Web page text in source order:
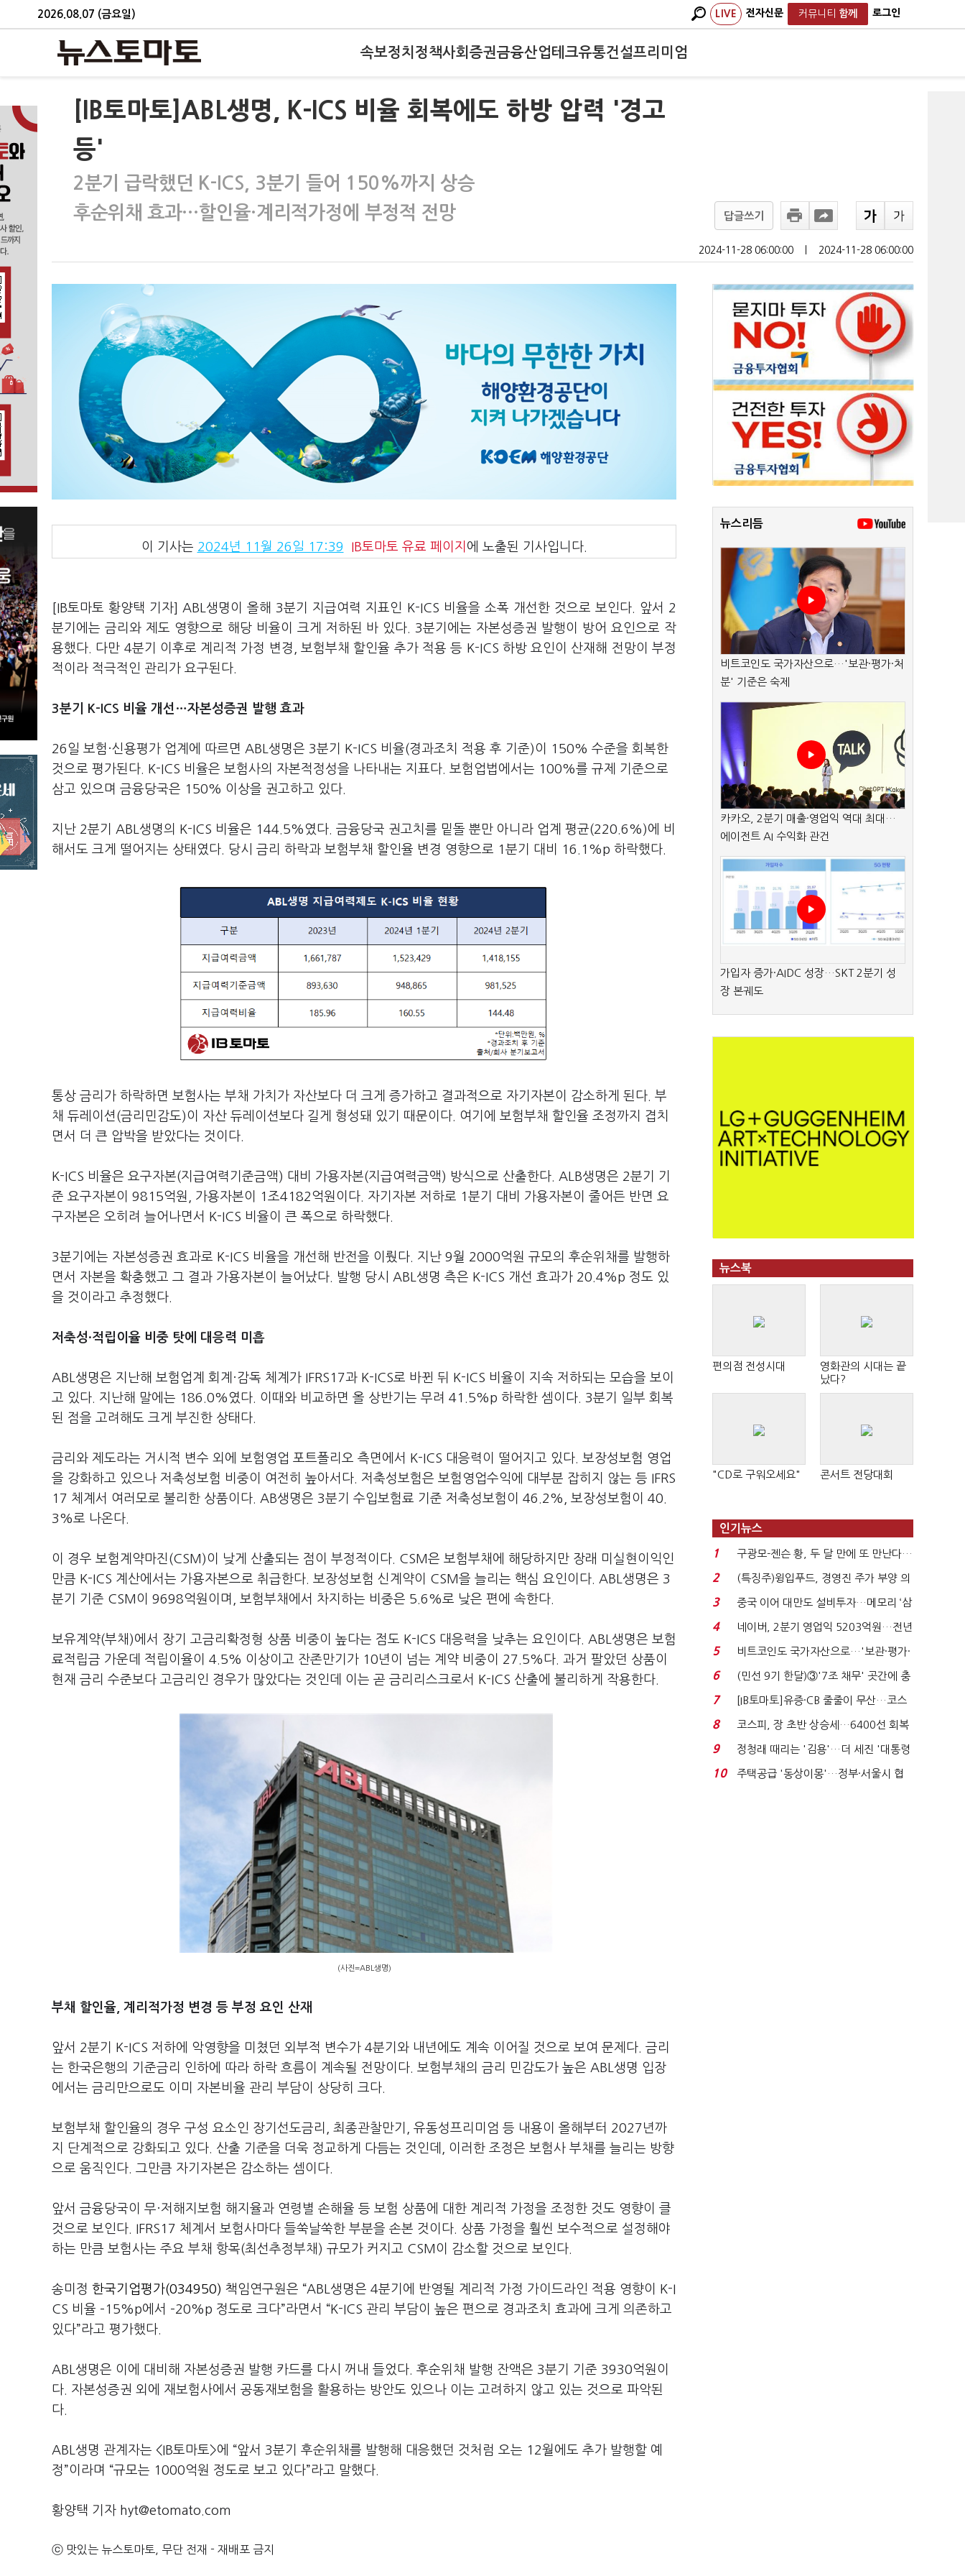
2026.08.07 (금요일) LIVE 전자신문 커뮤니티 함께 로그인
속보정치 정책사회 증권금융산업테크유통건설프리미엄
[IB토마토]ABL생명, K-ICS 비율 회복에도 하방 압력 '경고
등'
2분기 급락했던 K-ICS, 3분기 들어 150%까지 상승
후순위채 효과…할인율·계리적가정에 부정적 전망
답글쓰기
2024-11-28 06:00:00 2024-11-28 06:00:00
이 기사는 2024년 11월 26일 17:39 IB토마토 유료 페이지 에 노출된 기사입니다.
[IB토마토 황양택 기자] ABL생명이 올해 3분기 지급여력 지표인 K-ICS 비율을 소폭 개선한 것으로 보인다. 앞서 2
분기에는 금리와 제도 영향으로 해당 비율이 크게 저하된 바 있다. 3분기에는 자본성증권 발행이 방어 요인으로 작
용했다. 다만 4분기 이후로 계리적 가정 변경, 보험부채 할인율 추가 적용 등 K-ICS 하방 요인이 산재해 전망이 부정
적이라 적극적인 관리가 요구된다.
3분기 K-ICS 비율 개선…자본성증권 발행 효과
26일 보험·신용평가 업계에 따르면 ABL생명은 3분기 K-ICS 비율(경과조치 적용 후 기준)이 150% 수준을 회복한
것으로 평가된다. K-ICS 비율은 보험사의 자본적정성을 나타내는 지표다. 보험업법에서는 100%를 규제 기준으로
삼고 있으며 금융당국은 150% 이상을 권고하고 있다.
지난 2분기 ABL생명의 K-ICS 비율은 144.5%였다. 금융당국 권고치를 밑돌 뿐만 아니라 업계 평균(220.6%)에 비
해서도 크게 떨어지는 상태였다. 당시 금리 하락과 보험부채 할인율 변경 영향으로 1분기 대비 16.1%p 하락했다.
통상 금리가 하락하면 보험사는 부채 가치가 자산보다 더 크게 증가하고 결과적으로 자기자본이 감소하게 된다. 부
채 듀레이션(금리민감도)이 자산 듀레이션보다 길게 형성돼 있기 때문이다. 여기에 보험부채 할인율 조정까지 겹치
면서 더 큰 압박을 받았다는 것이다.
K-ICS 비율은 요구자본(지급여력기준금액) 대비 가용자본(지급여력금액) 방식으로 산출한다. ALB생명은 2분기 기
준 요구자본이 9815억원, 가용자본이 1조4182억원이다. 자기자본 저하로 1분기 대비 가용자본이 줄어든 반면 요
구자본은 오히려 늘어나면서 K-ICS 비율이 큰 폭으로 하락했다.
3분기에는 자본성증권 효과로 K-ICS 비율을 개선해 반전을 이뤘다. 지난 9월 2000억원 규모의 후순위채를 발행하
면서 자본을 확충했고 그 결과 가용자본이 늘어났다. 발행 당시 ABL생명 측은 K-ICS 개선 효과가 20.4%p 정도 있
을 것이라고 추정했다.
저축성·적립이율 비중 탓에 대응력 미흡
ABL생명은 지난해 보험업계 회계·감독 체계가 IFRS17과 K-ICS로 바뀐 뒤 K-ICS 비율이 지속 저하되는 모습을 보이
고 있다. 지난해 말에는 186.0%였다. 이때와 비교하면 올 상반기는 무려 41.5%p 하락한 셈이다. 3분기 일부 회복
된 점을 고려해도 크게 부진한 상태다.
금리와 제도라는 거시적 변수 외에 보험영업 포트폴리오 측면에서 K-ICS 대응력이 떨어지고 있다. 보장성보험 영업
을 강화하고 있으나 저축성보험 비중이 여전히 높아서다. 저축성보험은 보험영업수익에 대부분 잡히지 않는 등 IFRS
17 체계서 여러모로 불리한 상품이다. AB생명은 3분기 수입보험료 기준 저축성보험이 46.2%, 보장성보험이 40.
3%로 나온다.
이 경우 보험계약마진(CSM)이 낮게 산출되는 점이 부정적이다. CSM은 보험부채에 해당하지만 장래 미실현이익인
만큼 K-ICS 계산에서는 가용자본으로 취급한다. 보장성보험 신계약이 CSM을 늘리는 핵심 요인이다. ABL생명은 3
분기 기준 CSM이 9698억원이며, 보험부채에서 차지하는 비중은 5.6%로 낮은 편에 속한다.
보유계약(부채)에서 장기 고금리확정형 상품 비중이 높다는 점도 K-ICS 대응력을 낮추는 요인이다. ABL생명은 보험
료적립금 가운데 적립이율이 4.5% 이상이고 잔존만기가 10년이 넘는 계약 비중이 27.5%다. 과거 팔았던 상품이
현재 금리 수준보다 고금리인 경우가 많았다는 것인데 이는 곧 금리리스크로서 K-ICS 산출에 불리하게 작용한다.
(사진=ABL생명)
부채 할인율, 계리적가정 변경 등 부정 요인 산재
앞서 2분기 K-ICS 저하에 악영향을 미쳤던 외부적 변수가 4분기와 내년에도 계속 이어질 것으로 보여 문제다. 금리
는 한국은행의 기준금리 인하에 따라 하락 흐름이 계속될 전망이다. 보험부채의 금리 민감도가 높은 ABL생명 입장
에서는 금리만으로도 이미 자본비율 관리 부담이 상당히 크다.
보험부채 할인율의 경우 구성 요소인 장기선도금리, 최종관찰만기, 유동성프리미엄 등 내용이 올해부터 2027년까
지 단계적으로 강화되고 있다. 산출 기준을 더욱 정교하게 다듬는 것인데, 이러한 조정은 보험사 부채를 늘리는 방향
으로 움직인다. 그만큼 자기자본은 감소하는 셈이다.
앞서 금융당국이 무·저해지보험 해지율과 연령별 손해율 등 보험 상품에 대한 계리적 가정을 조정한 것도 영향이 클
것으로 보인다. IFRS17 체계서 보험사마다 들쑥날쑥한 부분을 손본 것이다. 상품 가정을 훨씬 보수적으로 설정해야
하는 만큼 보험사는 주요 부채 항목(최선추정부채) 규모가 커지고 CSM이 감소할 것으로 보인다.
송미정 한국기업평가(034950) 책임연구원은 “ABL생명은 4분기에 반영될 계리적 가정 가이드라인 적용 영향이 K-I
CS 비율 –15%p에서 –20%p 정도로 크다”라면서 “K-ICS 관리 부담이 높은 편으로 경과조치 효과에 크게 의존하고
있다”라고 평가했다.
ABL생명은 이에 대비해 자본성증권 발행 카드를 다시 꺼내 들었다. 후순위채 발행 잔액은 3분기 기준 3930억원이
다. 자본성증권 외에 재보험사에서 공동재보험을 활용하는 방안도 있으나 이는 고려하지 않고 있는 것으로 파악된
다.
ABL생명 관계자는 <IB토마토>에 “앞서 3분기 후순위채를 발행해 대응했던 것처럼 오는 12월에도 추가 발행할 예
정”이라며 “규모는 1000억원 정도로 보고 있다”라고 말했다.
황양택 기자 hyt@etomato.com
ⓒ 맛있는 뉴스토마토, 무단 전재 - 재배포 금지
뉴스리듬
비트코인도 국가자산으로…'보관·평가·처
분' 기준은 숙제
카카오, 2분기 매출·영업익 역대 최대…
에이전트 AI 수익화 관건
가입자 증가·AIDC 성장…SKT 2분기 성
장 본궤도
뉴스북
편의점 전성시대
영화관의 시대는 끝
났다?
"CD로 구워오세요" 콘서트 전당대회
인기뉴스
1
구광모-젠슨 황, 두 달 만에 또 만난다…
로봇·AI 등 논...
2
(특징주)윙입푸드, 경영진 주가 부양 의
지에 상한가...
3
중국 이어 대만도 설비투자…메모리 ‘삼
국전쟁’
4
네이버, 2분기 영업익 5203억원…전년
비 0.2% 감소...
5
비트코인도 국가자산으로…'보관·평가·
처분' 기준은 ...
6
(민선 9기 한달)③'7조 채무' 곳간에 충
격…추미애, 20년...
7
[IB토마토]유증·CB 줄줄이 무산…코스
닥 벌점 급증에 ...
8
코스피, 장 초반 상승세…6400선 회복
시도
9
정청래 때리는 '김용'…더 세진 '대통령
최측근' 입...
10
주택공급 '동상이몽'…정부·서울시 협